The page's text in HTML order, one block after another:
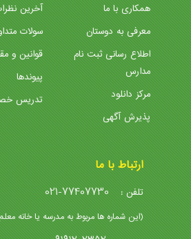
همکاری با ما
معرفی به دوستان
اطلاع رسانی ثبت نام
مدارس
مرکز دانلود
پذیرش آگهی
آخرین
سولات
قوانین و
پیوندها
تدریس
ارتباط با ما
تلفن : 021-77407730
(این شماره ها مربوط به مدرسه یا خانه